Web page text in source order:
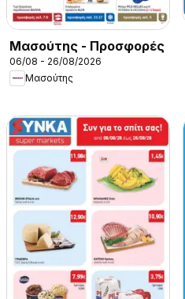
Μασούτης - Προσφορές
06/08 - 26/08/2026
Μασούτης